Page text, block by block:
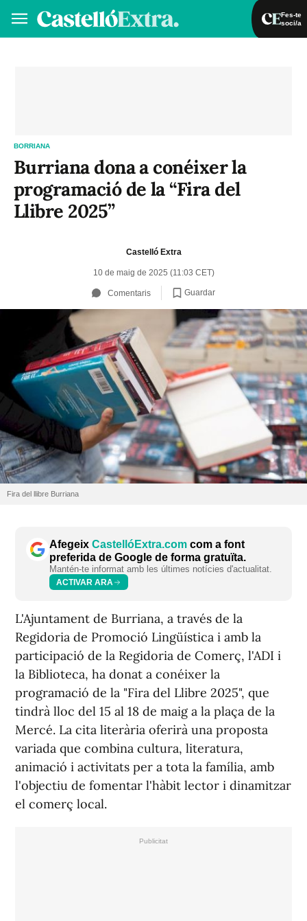
Fes-te
soci/a
BORRIANA
Burriana dona a conéixer la
programació de la “Fira del
Llibre 2025”
Castelló Extra
10 de maig de 2025 (11:03 CET)
Comentaris Guardar
Fira del llibre Burriana
Afegeix CastellóExtra.com com a font
preferida de Google de forma gratuïta.
Mantén-te informat amb les últimes notícies d'actualitat.
ACTIVAR ARA
L'Ajuntament de Burriana, a través de la
Regidoria de Promoció Lingüística i amb la
participació de la Regidoria de Comerç, l'ADI i
la Biblioteca, ha donat a conéixer la
programació de la "Fira del Llibre 2025", que
tindrà lloc del 15 al 18 de maig a la plaça de la
Mercé. La cita literària oferirà una proposta
variada que combina cultura, literatura,
animació i activitats per a tota la família, amb
l'objectiu de fomentar l'hàbit lector i dinamitzar
el comerç local.